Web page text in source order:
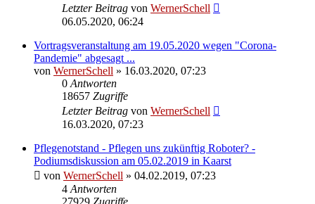
Letzter Beitrag von WernerSchell
06.05.2020, 06:24
Vortragsveranstaltung am 19.05.2020 wegen "Corona-
Pandemie" abgesagt ...
von WernerSchell » 16.03.2020, 07:23
0 Antworten
18657 Zugriffe
Letzter Beitrag von WernerSchell
16.03.2020, 07:23
Pflegenotstand - Pflegen uns zukünftig Roboter? -
Podiumsdiskussion am 05.02.2019 in Kaarst
von WernerSchell » 04.02.2019, 07:23
4 Antworten
27929 Zugriffe